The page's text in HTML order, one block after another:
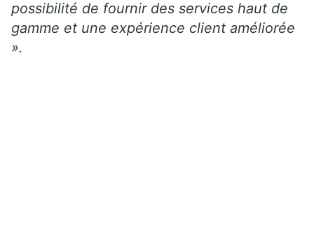
possibilité de fournir des services haut de
gamme et une expérience client améliorée
».